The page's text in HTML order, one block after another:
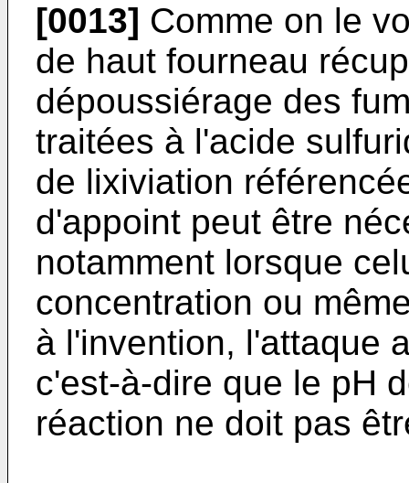
[0013] Comme on le
de haut fourneau
dépoussiérage des
traitées à l'acide
de lixiviation
d'appoint peut être
notamment lorsque
concentration ou
à l'invention, l'attaque
c'est-à-dire que le pH
réaction ne doit pas